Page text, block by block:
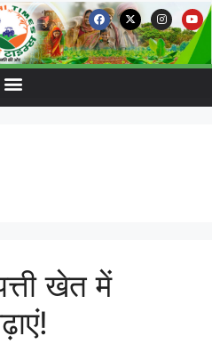
खेत में